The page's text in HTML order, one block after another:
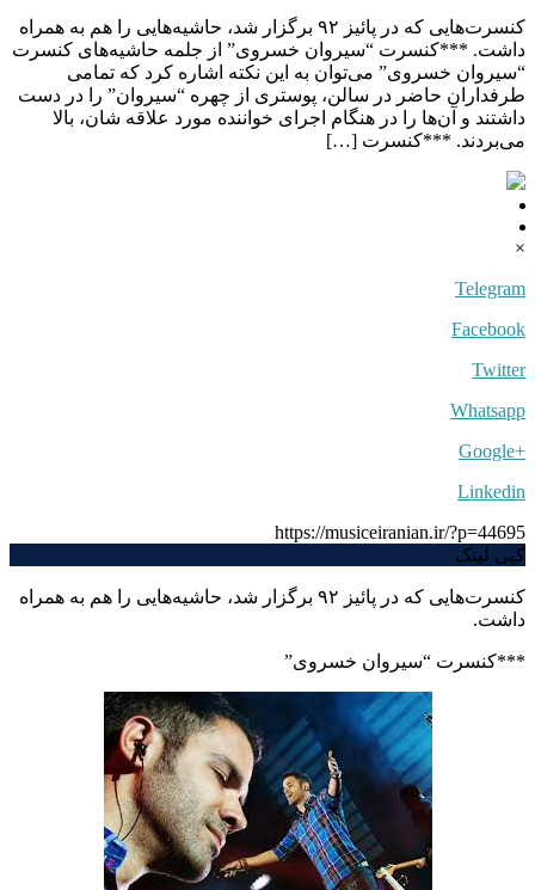
کنسرت‌هایی که در پائیز ۹۲ برگزار شد، حاشیه‌هایی را هم به همراه
داشت. ***کنسرت “سیروان خسروی” از جلمه حاشیه‌های کنسرت
“سیروان خسروی” می‌توان به این نکته اشاره کرد که تمامی
طرفداران حاضر در سالن، پوستری از چهره “سیروان” را در دست
داشتند و آن‌ها را در هنگام اجرای خواننده مورد علاقه شان، بالا
می‌بردند. ***کنسرت […]
×
Telegram
Facebook
Twitter
Whatsapp
+Google
Linkedin
https://musiceiranian.ir/?p=44695
کپی لینک
کنسرت‌هایی که در پائیز ۹۲ برگزار شد، حاشیه‌هایی را هم به همراه
داشت.
***کنسرت “سیروان خسروی”